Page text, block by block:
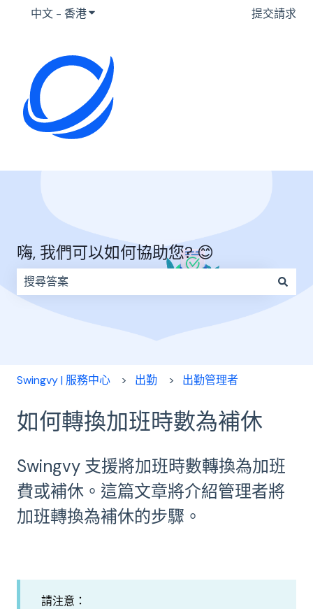
中文 - 香港顯示要翻譯的子選單 提交請求
嗨, 我們可以如何協助您? 😊
因為搜尋欄位空白，因此沒有建議。
Swingvy | 服務中心 出勤 出勤管理者
如何轉換加班時數為補休
Swingvy 支援將加班時數轉換為加班
費或補休。這篇文章將介紹管理者將
加班轉換為補休的步驟。
請注意：